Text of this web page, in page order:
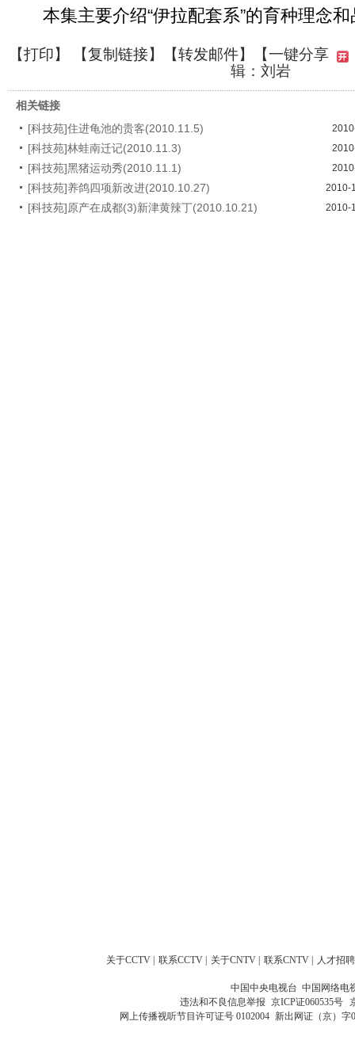
本集主要介绍“伊拉配套系”的育种理念和
【打印】 【复制链接】【转发邮件】
【一键分享
辑：刘岩
相关链接
[科技苑]住进龟池的贵客(2010.11.5)
[科技苑]林蛙南迁记(2010.11.3)
[科技苑]黑猪运动秀(2010.11.1)
[科技苑]养鸽四项新改进(2010.10.27) 2010-
[科技苑]原产在成都(3)新津黄辣丁(2010.10.21) 2010-
关于CCTV 联系CCTV 关于CNTV 联系CNTV 人才招聘
中国中央电视台 中国网络电
违法和不良信息举报 京ICP证060535号
网上传播视听节目许可证号 0102004 新出网证（京）